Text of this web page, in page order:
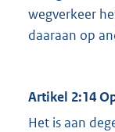
wegverkeer
daaraan op
Artikel 2:14
Het is aan